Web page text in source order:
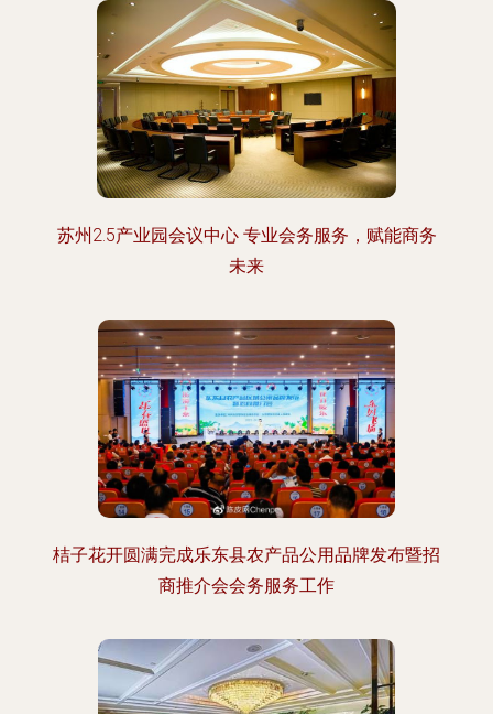
苏州2.5产业园会议中心 专业会务服务，赋能商务
未来
桔子花开圆满完成乐东县农产品公用品牌发布暨招
商推介会会务服务工作